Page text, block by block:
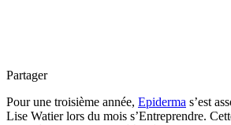
Partager
Pour une troisième année, Epiderma s’est
Lise Watier lors du mois s’Entreprendre.